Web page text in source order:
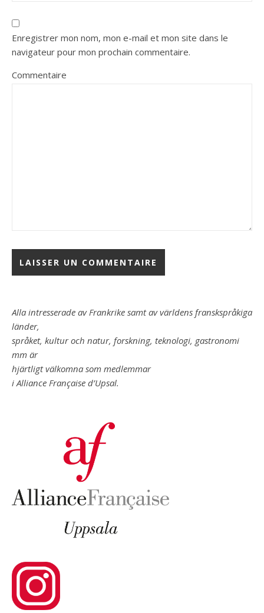
Enregistrer mon nom, mon e-mail et mon site dans le
navigateur pour mon prochain commentaire.
Commentaire
Alla intresserade av Frankrike samt av världens franskspråkiga
länder,
språket, kultur och natur, forskning, teknologi, gastronomi
mm är
hjärtligt välkomna som medlemmar
i Alliance Française d’Upsal.